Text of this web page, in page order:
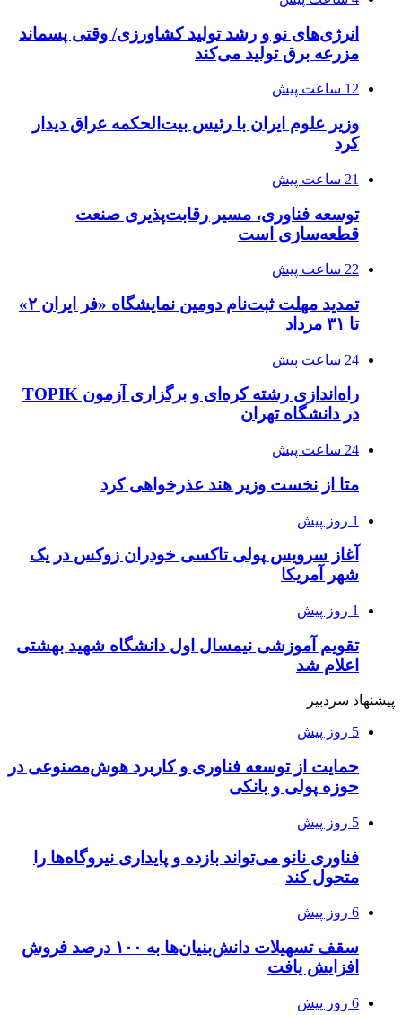
انرژی‌های نو و رشد تولید کشاورزی/ وقتی پسماند
مزرعه‌ برق تولید می‌کند
12 ساعت پیش
وزیر علوم ایران با رئیس بیت‌الحکمه عراق دیدار
کرد
21 ساعت پیش
توسعه فناوری، مسیر رقابت‌پذیری صنعت
قطعه‌سازی است
22 ساعت پیش
تمدید مهلت ثبت‌نام دومین نمایشگاه «فر ایران ۲»
تا ۳۱ مرداد
24 ساعت پیش
راه‌اندازی رشته کره‌ای و برگزاری آزمون TOPIK
در دانشگاه تهران
24 ساعت پیش
متا از نخست وزیر هند عذرخواهی کرد
1 روز پیش
آغاز سرویس پولی تاکسی خودران زوکس در یک
شهر آمریکا
1 روز پیش
تقویم آموزشی نیمسال اول دانشگاه شهید بهشتی
اعلام شد
پیشنهاد سردبیر
5 روز پیش
حمایت از توسعه فناوری و کاربرد هوش‌مصنوعی در
حوزه پولی و بانکی
5 روز پیش
فناوری نانو می‌تواند بازده و پایداری نیروگاه‌ها را
متحول کند
6 روز پیش
سقف تسهیلات دانش‌بنیان‌ها به ۱۰۰ درصد فروش
افزایش یافت
6 روز پیش